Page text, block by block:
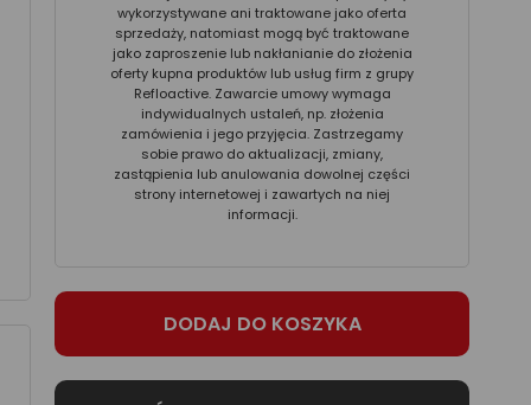
wykorzystywane ani traktowane jako oferta
sprzedaży, natomiast mogą być traktowane
jako zaproszenie lub nakłanianie do złożenia
oferty kupna produktów lub usług firm z grupy
Refloactive. Zawarcie umowy wymaga
indywidualnych ustaleń, np. złożenia
zamówienia i jego przyjęcia. Zastrzegamy
sobie prawo do aktualizacji, zmiany,
zastąpienia lub anulowania dowolnej części
strony internetowej i zawartych na niej
informacji.